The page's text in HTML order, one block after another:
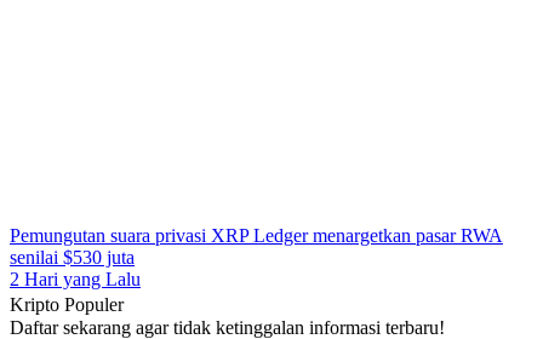
Pemungutan suara privasi XRP Ledger menargetkan pasar RWA
senilai $530 juta
2 Hari yang Lalu
Kripto Populer
Daftar sekarang agar tidak ketinggalan informasi terbaru!